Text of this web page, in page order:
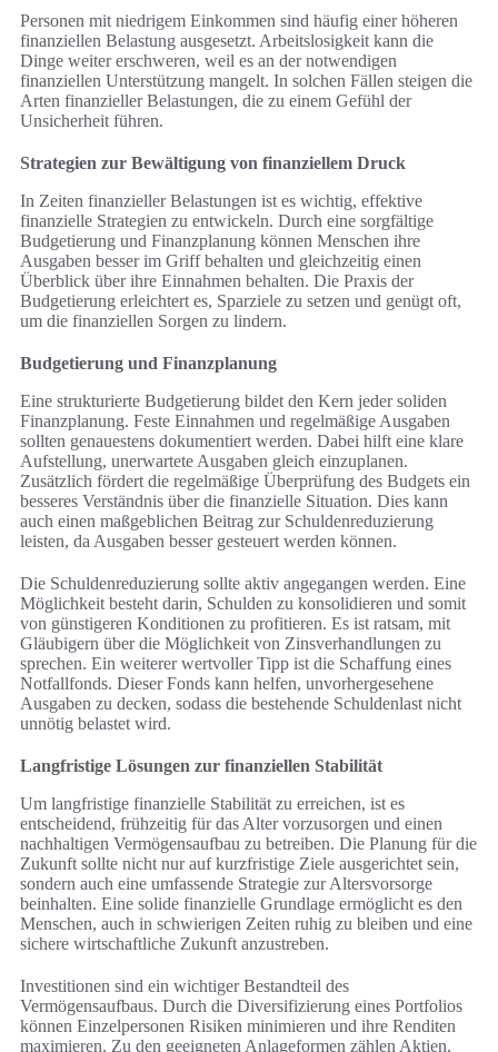
Personen mit niedrigem Einkommen sind häufig einer höheren
finanziellen Belastung ausgesetzt. Arbeitslosigkeit kann die
Dinge weiter erschweren, weil es an der notwendigen
finanziellen Unterstützung mangelt. In solchen Fällen steigen die
Arten finanzieller Belastungen, die zu einem Gefühl der
Unsicherheit führen.
Strategien zur Bewältigung von finanziellem Druck
In Zeiten finanzieller Belastungen ist es wichtig, effektive
finanzielle Strategien zu entwickeln. Durch eine sorgfältige
Budgetierung und Finanzplanung können Menschen ihre
Ausgaben besser im Griff behalten und gleichzeitig einen
Überblick über ihre Einnahmen behalten. Die Praxis der
Budgetierung erleichtert es, Sparziele zu setzen und genügt oft,
um die finanziellen Sorgen zu lindern.
Budgetierung und Finanzplanung
Eine strukturierte Budgetierung bildet den Kern jeder soliden
Finanzplanung. Feste Einnahmen und regelmäßige Ausgaben
sollten genauestens dokumentiert werden. Dabei hilft eine klare
Aufstellung, unerwartete Ausgaben gleich einzuplanen.
Zusätzlich fördert die regelmäßige Überprüfung des Budgets ein
besseres Verständnis über die finanzielle Situation. Dies kann
auch einen maßgeblichen Beitrag zur Schuldenreduzierung
leisten, da Ausgaben besser gesteuert werden können.
Die Schuldenreduzierung sollte aktiv angegangen werden. Eine
Möglichkeit besteht darin, Schulden zu konsolidieren und somit
von günstigeren Konditionen zu profitieren. Es ist ratsam, mit
Gläubigern über die Möglichkeit von Zinsverhandlungen zu
sprechen. Ein weiterer wertvoller Tipp ist die Schaffung eines
Notfallfonds. Dieser Fonds kann helfen, unvorhergesehene
Ausgaben zu decken, sodass die bestehende Schuldenlast nicht
unnötig belastet wird.
Langfristige Lösungen zur finanziellen Stabilität
Um langfristige finanzielle Stabilität zu erreichen, ist es
entscheidend, frühzeitig für das Alter vorzusorgen und einen
nachhaltigen Vermögensaufbau zu betreiben. Die Planung für die
Zukunft sollte nicht nur auf kurzfristige Ziele ausgerichtet sein,
sondern auch eine umfassende Strategie zur Altersvorsorge
beinhalten. Eine solide finanzielle Grundlage ermöglicht es den
Menschen, auch in schwierigen Zeiten ruhig zu bleiben und eine
sichere wirtschaftliche Zukunft anzustreben.
Investitionen sind ein wichtiger Bestandteil des
Vermögensaufbaus. Durch die Diversifizierung eines Portfolios
können Einzelpersonen Risiken minimieren und ihre Renditen
maximieren. Zu den geeigneten Anlageformen zählen Aktien,